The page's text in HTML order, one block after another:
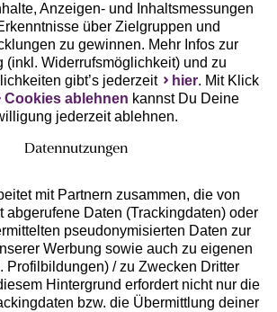
Anzeigen- und Inhaltsmessungen
über Zielgruppen und
zu gewinnen. Mehr Infos zur
(inkl. Widerrufsmöglichkeit) und zu
gibt’s jederzeit
hier. Mit Klick
Cookies ablehnen kannst Du Deine
jederzeit ablehnen.
Datennutzungen
mit Partnern zusammen, die von
abgerufene Daten (Trackingdaten) oder
pseudonymisierten Daten zur
Werbung sowie auch zu eigenen
Profilbildungen) / zu Zwecken Dritter
Hintergrund erfordert nicht nur die
bzw. die Übermittlung deiner